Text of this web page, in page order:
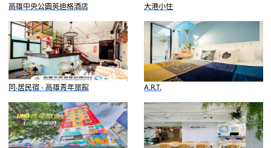
高雄中央公園英迪格酒店 ⼤港⼩住
同‧居民宿 - 高雄青年旅館 A.R.T.